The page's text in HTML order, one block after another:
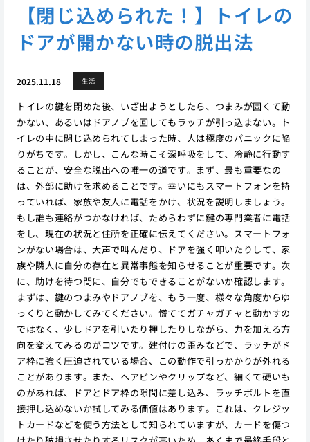
【閉じ込められた！】トイレの
ドアが開かない時の脱出法
2025.11.18 生活
トイレの鍵を閉めた後、いざ出ようとしたら、つまみが固くて動
かない、あるいはドアノブを回してもラッチが引っ込まない。ト
イレの中に閉じ込められてしまった時、人は極度のパニックに陥
りがちです。しかし、こんな時こそ深呼吸をして、冷静に行動す
ることが、安全な脱出への唯一の道です。まず、最も重要なの
は、外部に助けを求めることです。幸いにもスマートフォンを持
っていれば、家族や友人に電話をかけ、状況を説明しましょう。
もし誰も連絡がつかなければ、ためらわずに鍵の専門業者に電話
をし、現在の状況と住所を正確に伝えてください。スマートフォ
ンがない場合は、大声で叫んだり、ドアを強く叩いたりして、家
族や隣人に自分の存在と異常事態を知らせることが重要です。次
に、助けを待つ間に、自分でもできることがないか確認します。
まずは、鍵のつまみやドアノブを、もう一度、様々な角度からゆ
っくりと動かしてみてください。慌ててガチャガチャと動かすの
ではなく、少しドアを引いたり押したりしながら、力を加える方
向を変えてみるのがコツです。建付けの歪みなどで、ラッチがド
ア枠に強く圧迫されている場合、この動作で引っかかりが外れる
ことがあります。また、ヘアピンやクリップなど、細くて硬いも
のがあれば、ドアとドア枠の隙間に差し込み、ラッチボルトを直
接押し込めないか試してみる価値はあります。これは、クレジッ
トカードなどを使う方法として知られていますが、カードを傷つ